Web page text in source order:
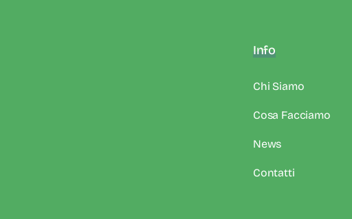
Info
Chi Siamo
Cosa Facciamo
News
Contatti